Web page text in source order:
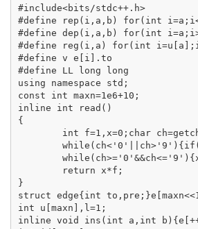
#include<bits/stdc++.h>
#define rep(i,a,b) for(int
#define dep(i,a,b) for(int
#define reg(i,a) for(int
#define v e[i].to
#define LL long long
using namespace std;
const int maxn=1e6+10;
inline int read()
{
}
struct edge{int
int u[maxn],l=1;
inline void ins(int a,int